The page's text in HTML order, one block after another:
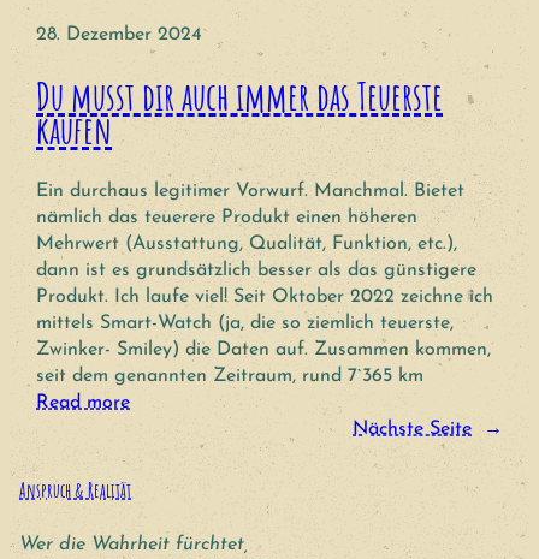
28. Dezember 2024
Du musst dir auch immer das Teuerste
kaufen
Ein durchaus legitimer Vorwurf. Manchmal. Bietet
nämlich das teuerere Produkt einen höheren
Mehrwert (Ausstattung, Qualität, Funktion, etc.),
dann ist es grundsätzlich besser als das günstigere
Produkt. Ich laufe viel! Seit Oktober 2022 zeichne ich
mittels Smart-Watch (ja, die so ziemlich teuerste,
Zwinker- Smiley) die Daten auf. Zusammen kommen,
seit dem genannten Zeitraum, rund 7`365 km
Read more
Nächste Seite
→
Anspruch & Realität
Wer die Wahrheit fürchtet,